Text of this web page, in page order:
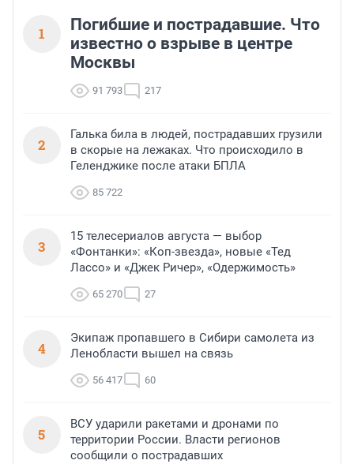
1
Погибшие и пострадавшие. Что
известно о взрыве в центре
Москвы
91 793 217
2
Галька била в людей, пострадавших грузили
в скорые на лежаках. Что происходило в
Геленджике после атаки БПЛА
85 722
3
15 телесериалов августа — выбор
«Фонтанки»: «Коп-звезда», новые «Тед
Лассо» и «Джек Ричер», «Одержимость»
65 270 27
4
Экипаж пропавшего в Сибири самолета из
Ленобласти вышел на связь
56 417 60
5
ВСУ ударили ракетами и дронами по
территории России. Власти регионов
сообщили о пострадавших